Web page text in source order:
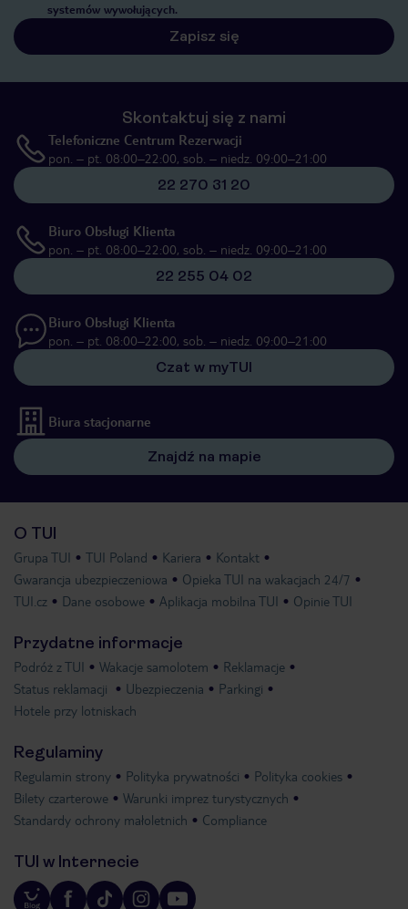
systemów wywołujących.
Zapisz się
Skontaktuj się z nami
Telefoniczne Centrum Rezerwacji
pon. – pt. 08:00–22:00, sob. – niedz. 09:00–21:00
22 270 31 20
Biuro Obsługi Klienta
pon. – pt. 08:00–22:00, sob. – niedz. 09:00–21:00
22 255 04 02
Biuro Obsługi Klienta
pon. – pt. 08:00–22:00, sob. – niedz. 09:00–21:00
Czat w myTUI
Biura stacjonarne
Znajdź na mapie
O TUI
Grupa TUI TUI Poland Kariera
Kontakt
Gwarancja ubezpieczeniowa
Opieka TUI na wakacjach 24/7
TUI.cz
Dane osobowe Aplikacja mobilna TUI Opinie TUI
Przydatne informacje
Podróż z TUI Wakacje samolotem
Reklamacje
Status reklamacji
Ubezpieczenia
Parkingi
Hotele przy lotniskach
Regulaminy
Regulamin strony Polityka prywatności
Polityka cookies
Bilety czarterowe
Warunki imprez turystycznych
Standardy ochrony małoletnich
Compliance
TUI w Internecie